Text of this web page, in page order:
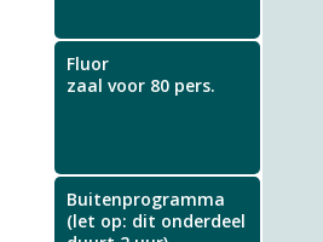
Fluor
zaal voor 80 pers.
Buitenprogramma
(let op: dit onderdeel